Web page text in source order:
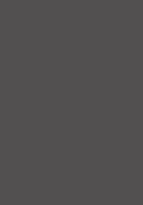
и, при
сборкой